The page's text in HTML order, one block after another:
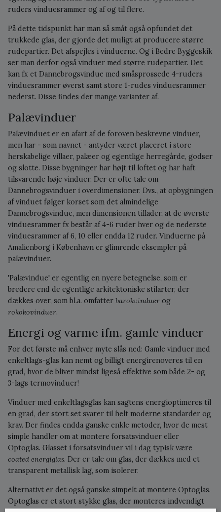
ruders vinduesrammer og af og til flere.
På dette tidspunkt har man så småt også opfundet det
trukkede glas, der gjorde det muligt at producere større
rudepartier. Det afspejles i vinduerne. Og i Bedre Byggeskik
ser man derfor også vinduer med større rudepartier. Det
kan fx et Dannebrogsvindue med småsprossede 4-ruders
vinduesrammer øverst samt store 1-rudes vinduesrammer
nederst. Disse findes der mange varianter af.
Palævinduer
Palævinduet er en afart af de foroven beskrevne vinduer,
men har - som navnet - antyder været placeret i store
herskabelige villaer, palæer og egentlige herregårde, godser
og slotte. Disse bygninger har højt til loftet og har haft
tilsvarende høje vinduer. Der er ofte tale om
Dannebrogsvinduer i overdimensioner. Dvs., at opbygningen
af vinduet følger korset som det almindelige
Dannebrogsvindue, men dimensionen tillader, at de øverste
vinduesrammer fx består af 4-6 ruder hver og de nederste
vinduesrammer af 6, 10 eller endda 12 ruder. Vinduerne på
Amalienborg i København er glimrende eksempler på
palævinduer.
'Palævindue' er egentlig en nyere betegnelse, som er
bredere end de egentlige arkitektoniske stilarter, der
dækkes over, som bl.a. omfatter barokvinduer og
rokokovinduer.
Energi og varme ifm. gamle vinduer
For det første må enhver myte slås ned: Gamle vinduer med
enkeltlags-glas kan nemt og billigt energirenoveres til en
grad, hvor de bliver mindst ligeså effektive som både 2- og
3-lags termovinduer!
Vinduer med enkeltlagsglas kan sagtens energioptimeres til
en grad, der stort set svarer til helt moderne standarder og
krav. Der findes endda ganske enkle metoder, hvor de mest
simple handler om at montere forsatsvinduer eller
Optoglas. Glasset i forsatsvinduer vil i dag typisk være
coated energiglas. Der er tale om glas, der dækkes med et
transparent metallisk lag, som isolerer.
Alternativt er det også ganske simpelt at montere Optoglas.
Optoglas er et stort stykke glas, der monteres indvendigt